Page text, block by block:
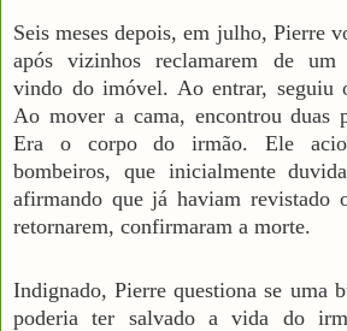
Seis meses depois, em julho, Pierre
após vizinhos reclamarem de um
vindo do imóvel. Ao entrar, seguiu
Ao mover a cama, encontrou duas
Era o corpo do irmão. Ele
bombeiros, que inicialmente
afirmando que já haviam revistado
retornarem, confirmaram a morte.
Indignado, Pierre questiona se uma
poderia ter salvado a vida do